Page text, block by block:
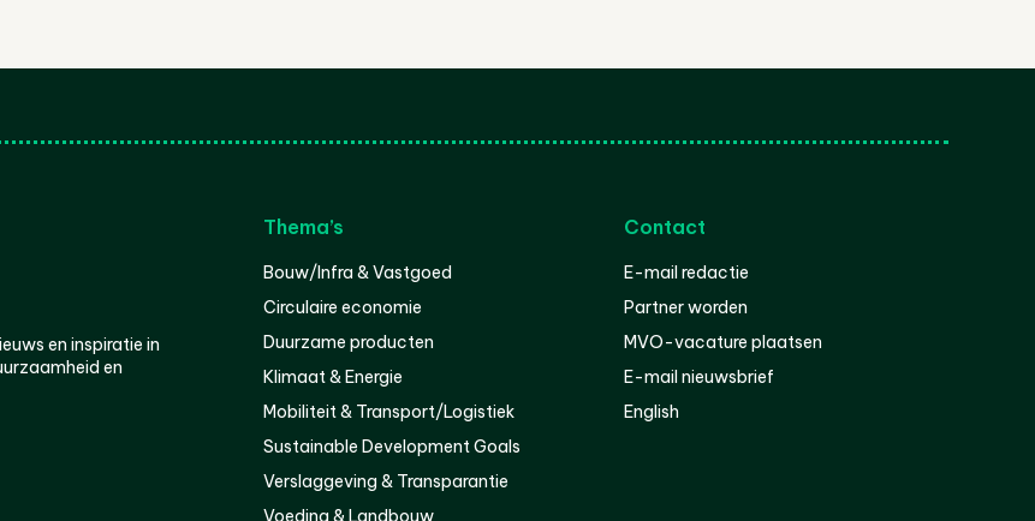
en inspiratie in
en
Thema’s
Bouw/Infra & Vastgoed
Circulaire economie
Duurzame producten
Klimaat & Energie
Mobiliteit & Transport/Logistiek
Sustainable Development Goals
Verslaggeving & Transparantie
Voeding & Landbouw
Contact
E-mail redactie
Partner worden
MVO-vacature plaatsen
E-mail nieuwsbrief
English